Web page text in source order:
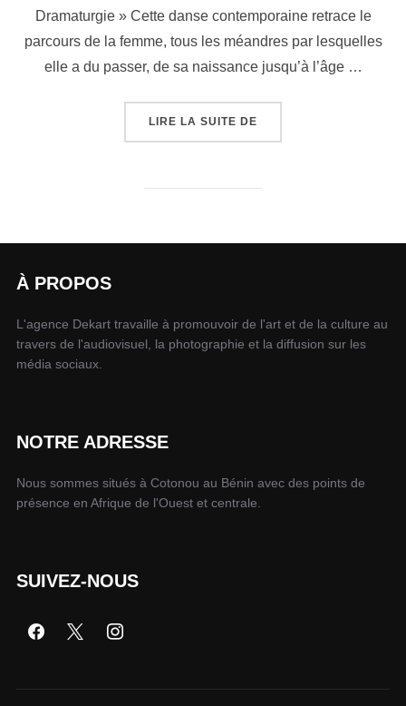
Dramaturgie » Cette danse contemporaine retrace le
parcours de la femme, tous les méandres par lesquelles
elle a du passer, de sa naissance jusqu’à l’âge …
LIRE LA SUITE DE
À PROPOS
L'agence Dekart travaille à promouvoir de l'art et de la culture au
travers de l'audiovisuel, la photographie et la diffusion sur les
média sociaux.
NOTRE ADRESSE
Nous sommes situés à Cotonou au Bénin avec des points de
présence en Afrique de l'Ouest et centrale.
SUIVEZ-NOUS